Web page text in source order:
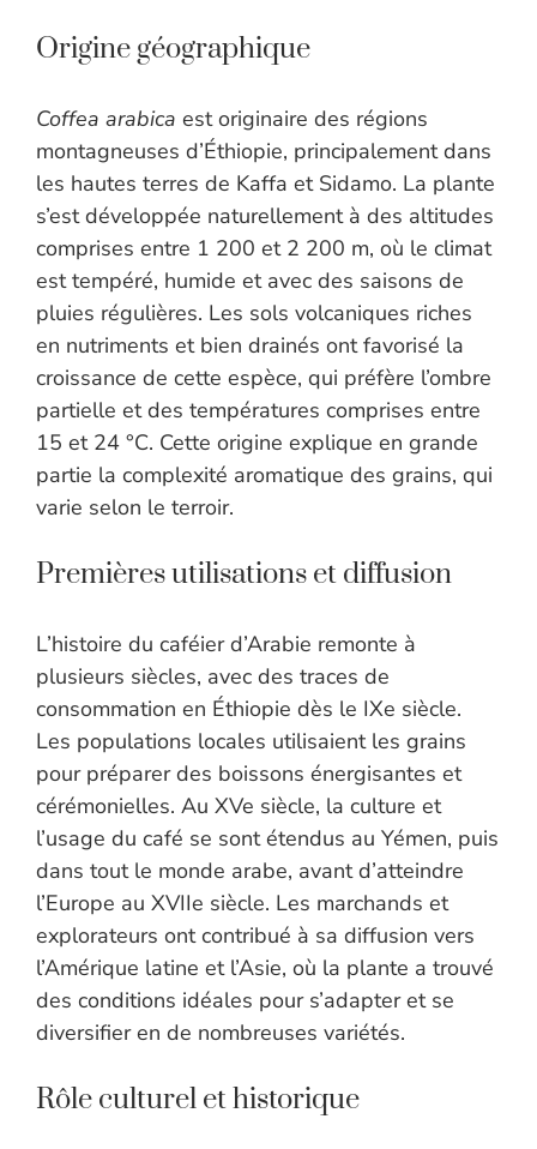
Origine géographique
Coffea arabica est originaire des régions
montagneuses d’Éthiopie, principalement dans
les hautes terres de Kaffa et Sidamo. La plante
s’est développée naturellement à des altitudes
comprises entre 1 200 et 2 200 m, où le climat
est tempéré, humide et avec des saisons de
pluies régulières. Les sols volcaniques riches
en nutriments et bien drainés ont favorisé la
croissance de cette espèce, qui préfère l’ombre
partielle et des températures comprises entre
15 et 24 °C. Cette origine explique en grande
partie la complexité aromatique des grains, qui
varie selon le terroir.
Premières utilisations et diffusion
L’histoire du caféier d’Arabie remonte à
plusieurs siècles, avec des traces de
consommation en Éthiopie dès le IXe siècle.
Les populations locales utilisaient les grains
pour préparer des boissons énergisantes et
cérémonielles. Au XVe siècle, la culture et
l’usage du café se sont étendus au Yémen, puis
dans tout le monde arabe, avant d’atteindre
l’Europe au XVIIe siècle. Les marchands et
explorateurs ont contribué à sa diffusion vers
l’Amérique latine et l’Asie, où la plante a trouvé
des conditions idéales pour s’adapter et se
diversifier en de nombreuses variétés.
Rôle culturel et historique